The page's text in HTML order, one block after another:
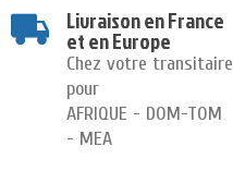
Livraison en France
et en Europe
Chez votre transitaire
pour
AFRIQUE - DOM-TOM
- MEA